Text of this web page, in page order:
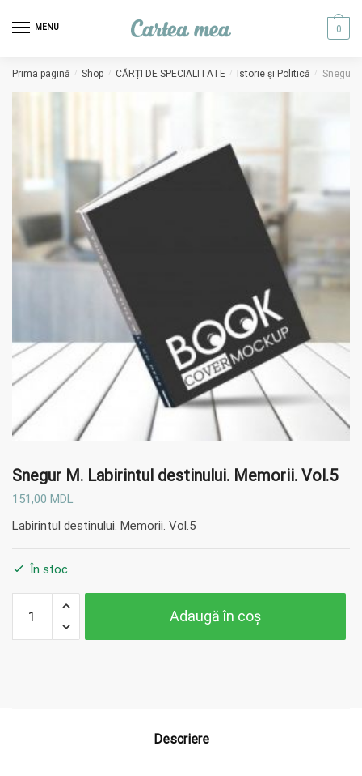
MENU 0
Prima pagină / Shop / CĂRȚI DE SPECIALITATE / Istorie și Politică / Snegur
Snegur M. Labirintul destinului. Memorii. Vol.5
151,00 MDL
Labirintul destinului. Memorii. Vol.5
În stoc
Snegur M.
Labirintul
Adaugă în coș
Descriere